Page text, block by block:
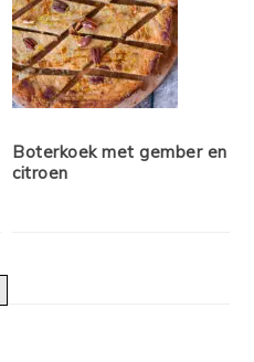
Boterkoek met gember en
citroen